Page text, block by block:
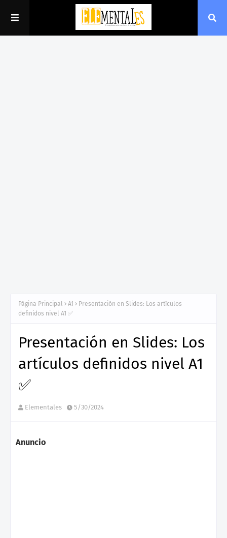
Página Principal A1
Presentación en Slides: Los artículos
definidos nivel A1 ✅
Presentación en Slides: Los
artículos definidos nivel A1
✅
Elementales 5/30/2024
Anuncio